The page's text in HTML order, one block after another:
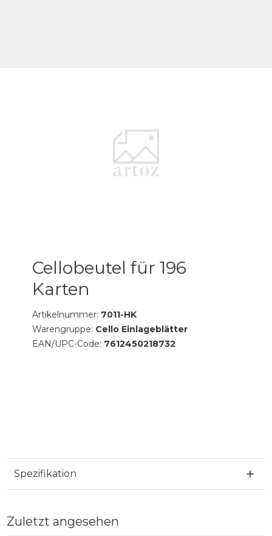
Cellobeutel für 196
Karten
Artikelnummer: 7011-HK
Warengruppe: Cello Einlageblätter
EAN/UPC-Code: 7612450218732
Spezifikation
Zuletzt angesehen